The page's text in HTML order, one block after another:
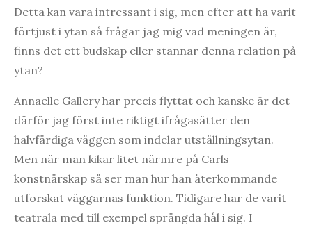
Detta kan vara intressant i sig, men efter att ha varit
förtjust i ytan så frågar jag mig vad meningen är,
finns det ett budskap eller stannar denna relation på
ytan?
Annaelle Gallery har precis flyttat och kanske är det
därför jag först inte riktigt ifrågasätter den
halvfärdiga väggen som indelar utställningsytan.
Men när man kikar litet närmre på Carls
konstnärskap så ser man hur han återkommande
utforskat väggarnas funktion. Tidigare har de varit
teatrala med till exempel sprängda hål i sig. I